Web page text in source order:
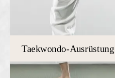
Taekwondo-Ausrüstung